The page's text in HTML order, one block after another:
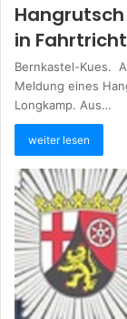
in
Bernkastel-Kues.
Meldung eines
Longkamp. Aus…
weiter lesen